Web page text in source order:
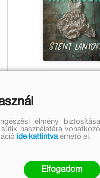
élmény biztosítása
használatára vonatkozó
ide kattintvaérhető el.
Elfogadom